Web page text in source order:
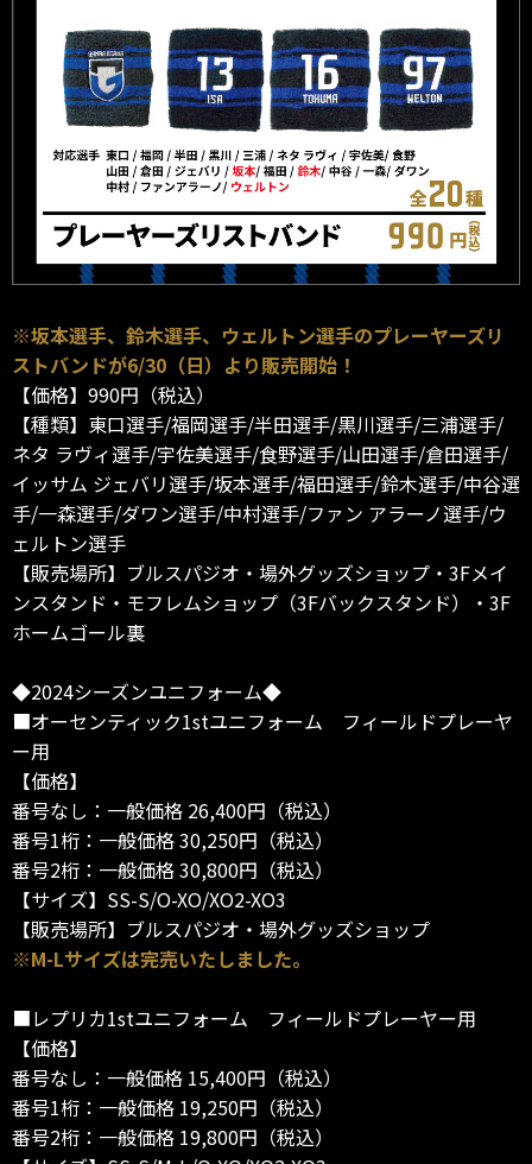
※坂本選手、鈴木選手、ウェルトン選手のプレーヤーズリ
ストバンドが6/30（日）より販売開始！
【価格】990円（税込）
【種類】東口選手/福岡選手/半田選手/黒川選手/三浦選手/
ネタ ラヴィ選手/宇佐美選手/食野選手/山田選手/倉田選手/
イッサム ジェバリ選手/坂本選手/福田選手/鈴木選手/中谷選
手/一森選手/ダワン選手/中村選手/ファン アラーノ選手/ウ
ェルトン選手
【販売場所】ブルスパジオ・場外グッズショップ・3Fメイ
ンスタンド・モフレムショップ（3Fバックスタンド）・3F
ホームゴール裏
◆2024シーズンユニフォーム◆
■オーセンティック1stユニフォーム フィールドプレーヤ
ー用
【価格】
番号なし：一般価格 26,400円（税込）
番号1桁：一般価格 30,250円（税込）
番号2桁：一般価格 30,800円（税込）
【サイズ】SS-S/O-XO/XO2-XO3
【販売場所】ブルスパジオ・場外グッズショップ
※M-Lサイズは完売いたしました。
■レプリカ1stユニフォーム フィールドプレーヤー用
【価格】
番号なし：一般価格 15,400円（税込）
番号1桁：一般価格 19,250円（税込）
番号2桁：一般価格 19,800円（税込）